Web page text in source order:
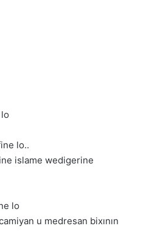
lo..
islame wedigerine
lo
u medresan bixının